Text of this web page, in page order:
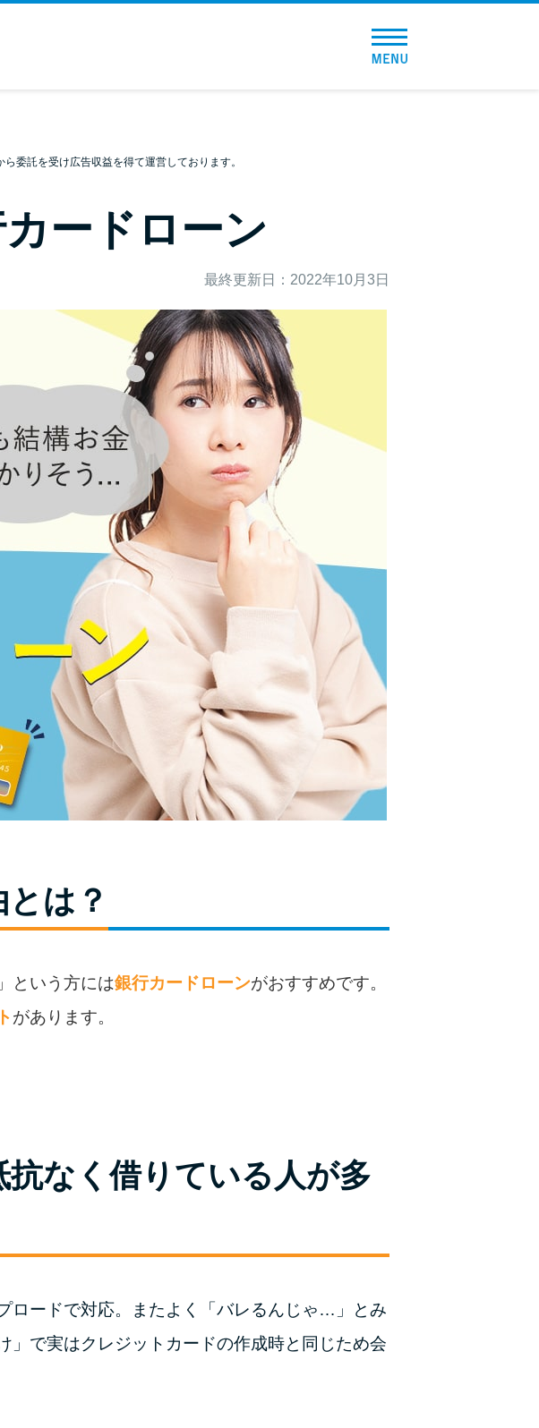
総合人気ランキング
バレずに借りたい方向け
便利なコンテンツ
カードローン診断
カードローンQ&A
特集ページ
リボ払いをそのまま払いきると損！
カードローンの見直しで40万円得した話
最速！最短40分で借りられるカードローン
特集ページ一覧
種類や特徴で探す
銀行カードローンを選ぶべき4つの理由
無利息期間を利用して利息0円でお金を借りる3
つのポイント
今月の家賃払えない…2ヵ月目には解決しない
ードローンと比較
や将来への影響を解説
ソフト闇金とは？悪質な手口には要注意！
委託を受け広告収益を得て運営しております。
ードローン
最終更新日：2022年10月3日
は？
という方には銀行カードローンがおすすめです。
があります。
なく借りている人が多
ロードで対応。またよく「バレるんじゃ…」とみ
」で実はクレジットカードの作成時と同じため会